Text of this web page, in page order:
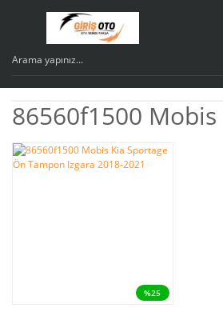
86560f1500 Mobis
%25